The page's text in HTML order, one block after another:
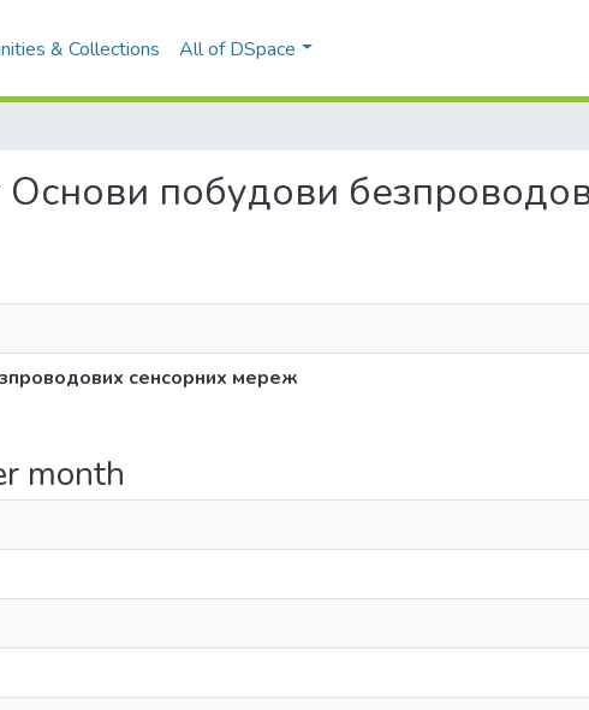
& Collections All of DSpace
Основи побудови
сенсорних мереж
month